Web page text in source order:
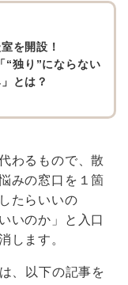
を開設！
“独り”にならない
とは？
わるもので、散
みの窓口を１箇
たらいいの
いのか」と入口
します。
、以下の記事を